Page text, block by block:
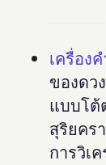
เครื่อง
ของดว
แบบโต้
สุริยคร
การวิเ